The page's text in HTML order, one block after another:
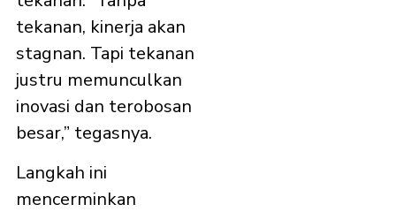
tekanan, kinerja akan
stagnan. Tapi tekanan
justru memunculkan
inovasi dan terobosan
besar,” tegasnya.
Langkah ini
mencerminkan